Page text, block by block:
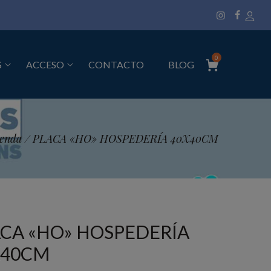
ACCESO CONTACTO BLOG
0
/ PLACA «HO» HOSPEDERÍA 40X40CM
«HO» HOSPEDERÍA